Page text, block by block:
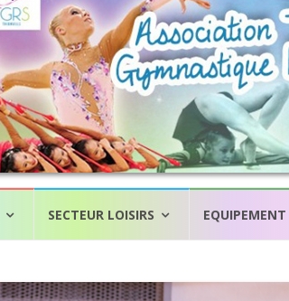
SECTEUR LOISIRS EQUIPEMENT